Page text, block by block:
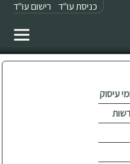
כניסת עו"ד רישום עו"ד
עיסוק